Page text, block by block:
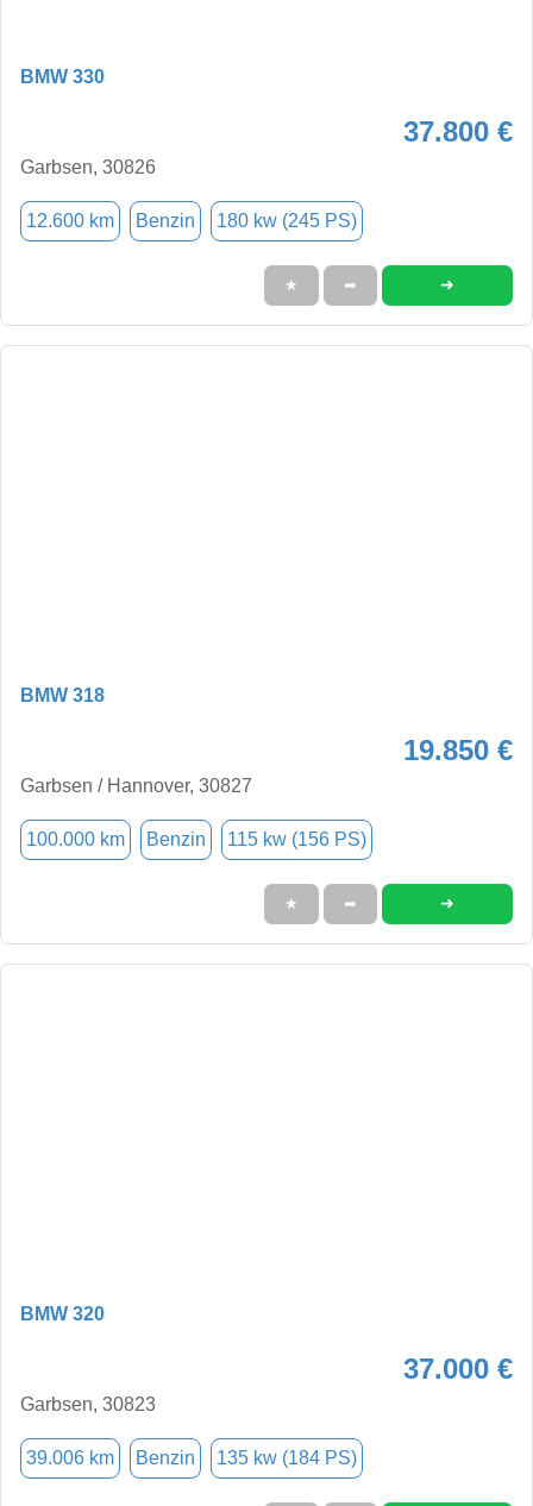
BMW 330
37.800 €
Garbsen, 30826
12.600 km Benzin 180 kw (245 PS)
★ ➦ ➜
BMW 318
19.850 €
Garbsen / Hannover, 30827
100.000 km Benzin 115 kw (156 PS)
★ ➦ ➜
BMW 320
37.000 €
Garbsen, 30823
39.006 km Benzin 135 kw (184 PS)